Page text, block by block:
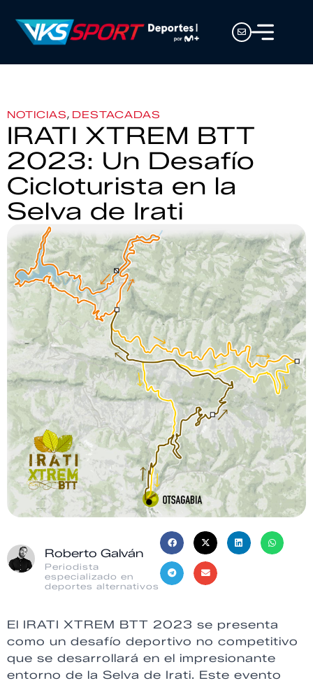
NOTICIAS, DESTACADAS
IRATI XTREM BTT
2023: Un Desafío
Cicloturista en la
Selva de Irati
Roberto Galván
Periodista
especializado en
deportes alternativos
El IRATI XTREM BTT 2023 se presenta
como un desafío deportivo no competitivo
que se desarrollará en el impresionante
entorno de la Selva de Irati. Este evento